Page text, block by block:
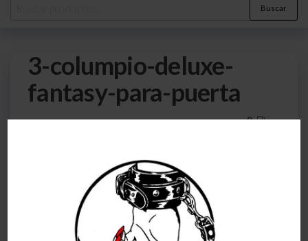
Buscar
3-columpio-deluxe-
fantasy-para-puerta
0